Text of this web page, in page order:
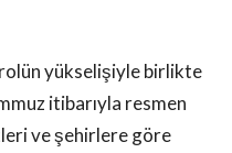
yükselişiyle birlikte
itibarıyla resmen
ve şehirlere göre